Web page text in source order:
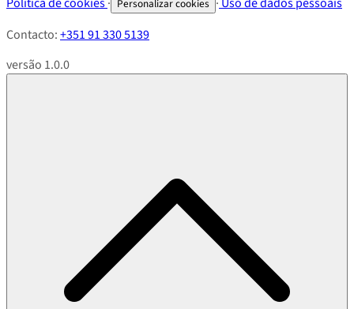
Personalizar cookies
Contacto:+351 91 330 5139
versão 1.0.0